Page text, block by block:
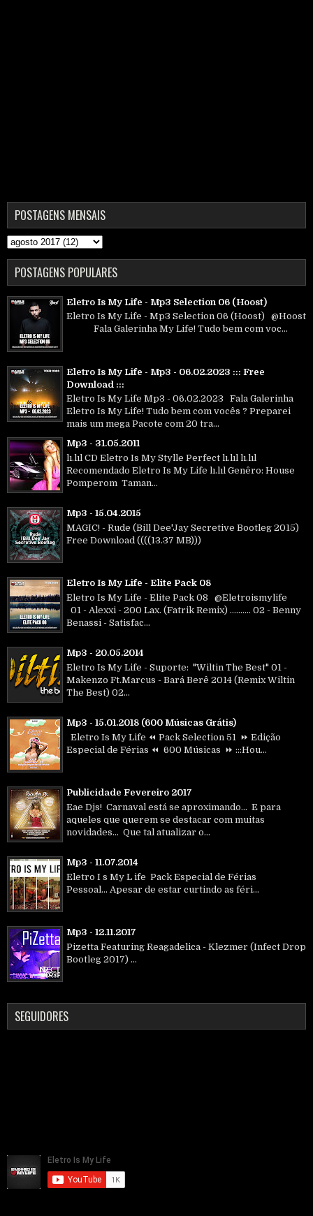
POSTAGENS MENSAIS
POSTAGENS POPULARES
Eletro Is My Life - Mp3 Selection 06 (Hoost)
Eletro Is My Life - Mp3 Selection 06 (Hoost) @Hoost
Fala Galerinha My Life! Tudo bem com voc...
Eletro Is My Life - Mp3 - 06.02.2023 ::: Free
Download :::
Eletro Is My Life Mp3 - 06.02.2023 Fala Galerinha
Eletro Is My Life! Tudo bem com vocês ? Preparei
mais um mega Pacote com 20 tra...
Mp3 - 31.05.2011
lı.lıl CD Eletro Is My Stylle Perfect lı.lıl lı.lıl
Recomendado Eletro Is My Life lı.lıl Genêro: House
Pomperom Taman...
Mp3 - 15.04.2015
MAGIC! - Rude (Bill Dee'Jay Secretive Bootleg 2015)
Free Download ((((13.37 MB)))
Eletro Is My Life - Elite Pack 08
Eletro Is My Life - Elite Pack 08 @Eletroismylife
01 - Alexxi - 200 Lax. (Fatrik Remix) .......... 02 - Benny
Benassi - Satisfac...
Mp3 - 20.05.2014
Eletro Is My Life - Suporte: "Wiltin The Best" 01 -
Makenzo Ft.Marcus - Bará Berê 2014 (Remix Wiltin
The Best) 02...
Mp3 - 15.01.2018 (600 Músicas Grátis)
Eletro Is My Life ⏪ Pack Selection 51 ⏩ Edição
Especial de Férias ⏪ 600 Músicas ⏩ :::Hou...
Publicidade Fevereiro 2017
Eae Djs! Carnaval está se aproximando... E para
aqueles que querem se destacar com muitas
novidades... Que tal atualizar o...
Mp3 - 11.07.2014
Eletro I s My L ife Pack Especial de Férias
Pessoal... Apesar de estar curtindo as féri...
Mp3 - 12.11.2017
Pizetta Featuring Reagadelica - Klezmer (Infect Drop
Bootleg 2017) ...
SEGUIDORES